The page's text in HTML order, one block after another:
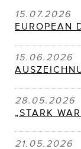
15.07.2026
EUROPEAN
15.06.2026
28.05.2026
„STARK
21.05.2026